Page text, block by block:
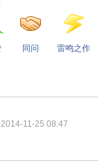
同问 雷鸣之作
2014-11-25 08:47